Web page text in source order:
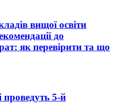
вищої освіти
до
як перевірити та що
проведуть 5-й